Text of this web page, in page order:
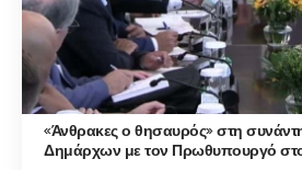
«Άνθρακες ο θησαυρός» στη
Δημάρχων με τον Πρωθυπουργό